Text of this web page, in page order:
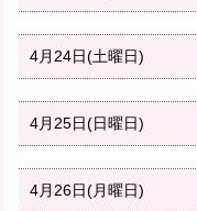
4月24日(土曜日)
4月25日(日曜日)
4月26日(月曜日)